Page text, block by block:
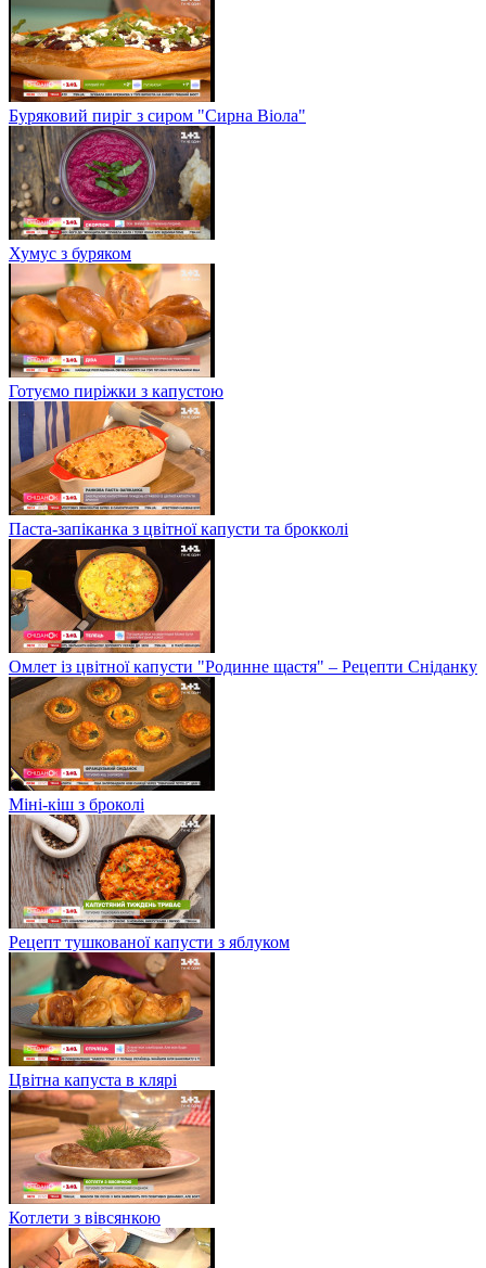
Буряковий пиріг з сиром "Сирна Віола"
Хумус з буряком
Готуємо пиріжки з капустою
Паста-запіканка з цвітної капусти та брокколі
Омлет із цвітної капусти "Родинне щастя" – Рецепти Сніданку
Міні-кіш з броколі
Рецепт тушкованої капусти з яблуком
Цвітна капуста в клярі
Котлети з вівсянкою